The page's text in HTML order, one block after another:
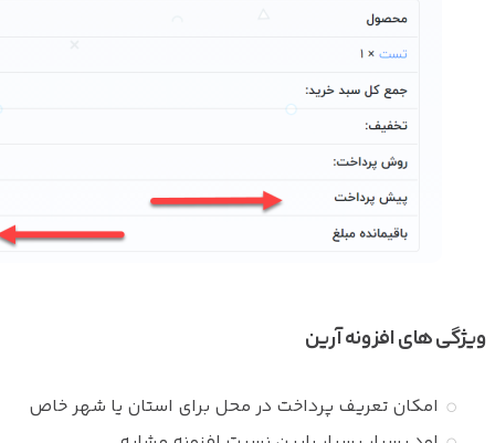
ویژگی های افزونه آرین
امکان تعریف پرداخت در محل برای استان یا شهر خاص